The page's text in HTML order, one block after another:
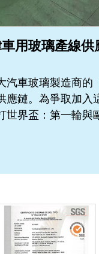
用玻璃產線供
汽車玻璃製造商的
應鏈。為爭取加入
世界盃：第一輪與